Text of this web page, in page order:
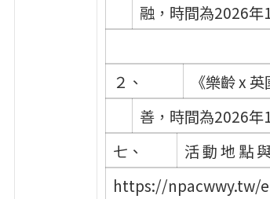
融，時間為2026
２、
《樂齡 x
善，時間為2026年
七、
活 動 地 點
https://npacwwy.tw/